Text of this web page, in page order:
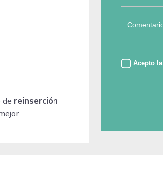
de reinserción
Acepto la